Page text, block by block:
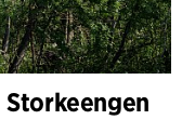
Storkeengen